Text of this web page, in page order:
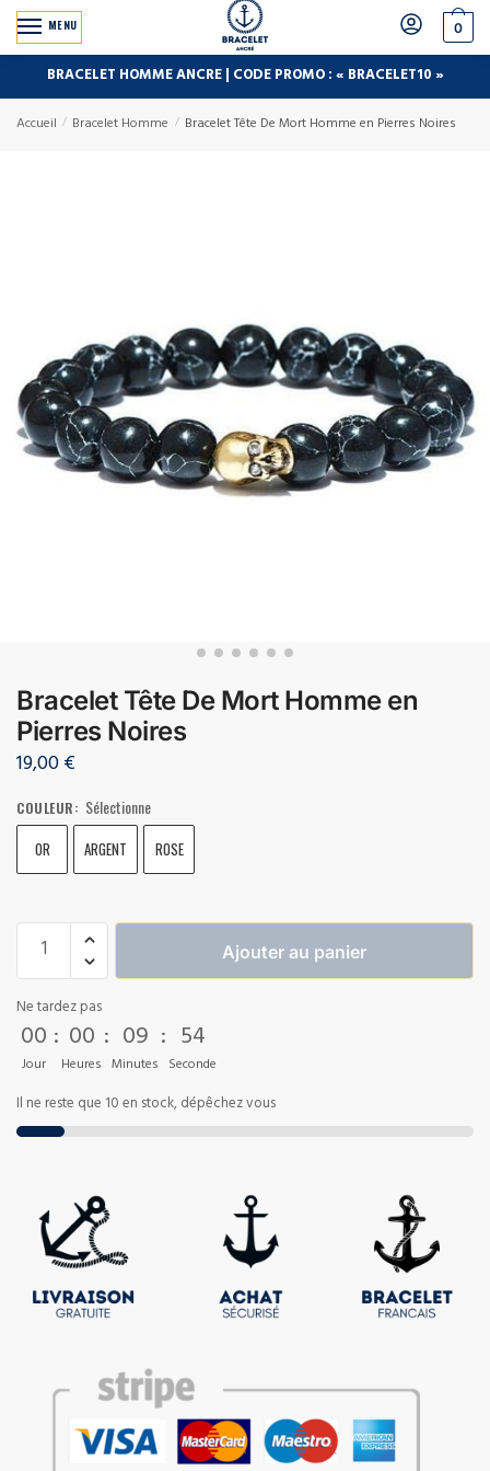
MENU 0
BRACELET HOMME ANCRE | CODE PROMO : « BRACELET10 »
Accueil / Bracelet Homme / Bracelet Tête De Mort Homme en Pierres Noires
Bracelet Tête De Mort Homme en
Pierres Noires
19,00€
COULEUR: Sélectionne
OR ARGENT ROSE
Ajouter au panier
Ne tardez pas
00
Jour
: 00
Heures
: 09
Minutes
: 54
Seconde
Il ne reste que 10 en stock, dépêchez vous